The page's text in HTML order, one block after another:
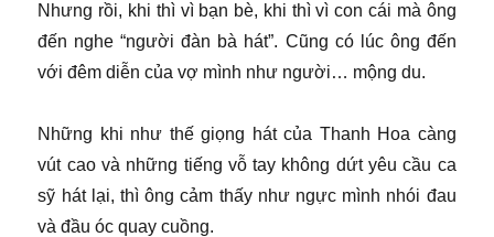
Nhưng rồi, khi thì vì bạn bè, khi thì vì con cái mà ông
đến nghe “người đàn bà hát”. Cũng có lúc ông đến
với đêm diễn của vợ mình như người… mộng du.
Những khi như thế giọng hát của Thanh Hoa càng
vút cao và những tiếng vỗ tay không dứt yêu cầu ca
sỹ hát lại, thì ông cảm thấy như ngực mình nhói đau
và đầu óc quay cuồng.